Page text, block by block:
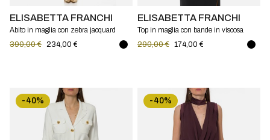
ELISABETTA FRANCHI
Abito in maglia con zebra jacquard
390,00 € 234,00 €
ELISABETTA FRANCHI
Top in maglia con bande in viscosa
290,00 € 174,00 €
-40% -40%